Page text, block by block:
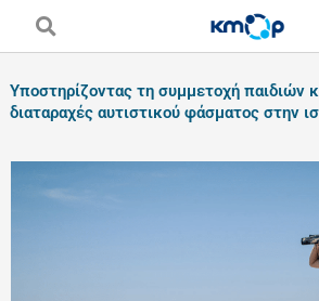
Υποστηρίζοντας τη συμμετοχή παιδιών
διαταραχές αυτιστικού φάσματος στην